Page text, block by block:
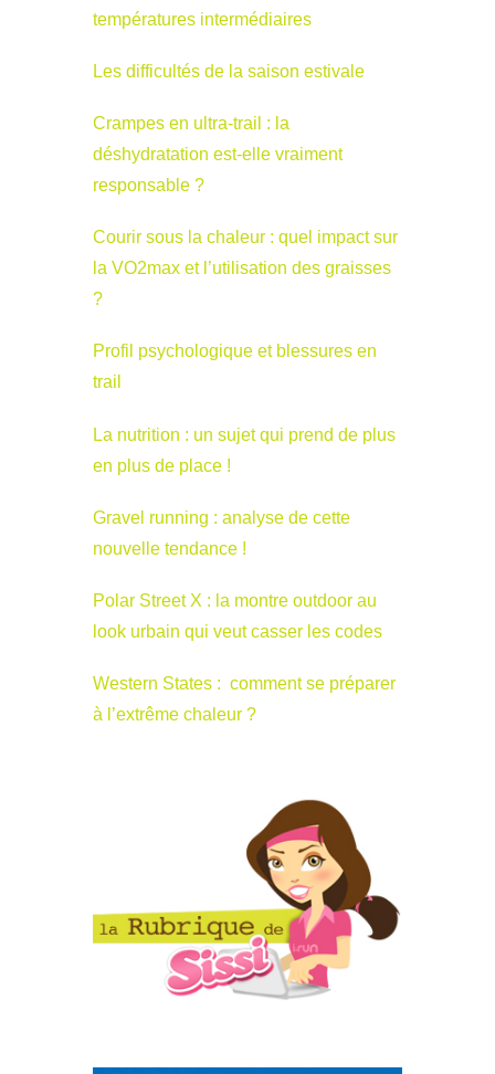
températures intermédiaires
Les difficultés de la saison estivale
Crampes en ultra-trail : la
déshydratation est-elle vraiment
responsable ?
Courir sous la chaleur : quel impact sur
la VO2max et l’utilisation des graisses
?
Profil psychologique et blessures en
trail
La nutrition : un sujet qui prend de plus
en plus de place !
Gravel running : analyse de cette
nouvelle tendance !
Polar Street X : la montre outdoor au
look urbain qui veut casser les codes
Western States : comment se préparer
à l’extrême chaleur ?